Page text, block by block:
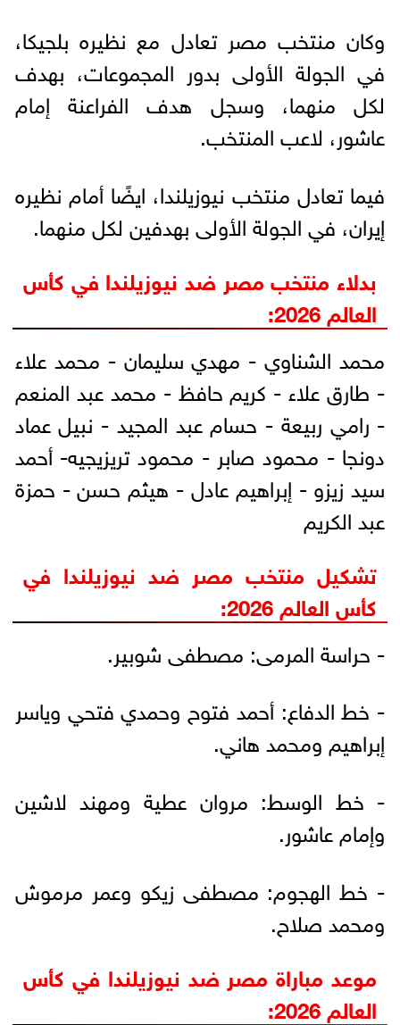
وكان منتخب مصر تعادل مع نظيره بلجيكا،
في الجولة الأولى بدور المجموعات، بهدف
لكل منهما، وسجل هدف الفراعنة إمام
عاشور، لاعب المنتخب.
فيما تعادل منتخب نيوزيلندا، ايضًا أمام نظيره
إيران، في الجولة الأولى بهدفين لكل منهما.
بدلاء منتخب مصر ضد نيوزيلندا في كأس
العالم 2026:
محمد الشناوي - مهدي سليمان - محمد علاء
- طارق علاء - كريم حافظ - محمد عبد المنعم
- رامي ربيعة - حسام عبد المجيد - نبيل عماد
دونجا - محمود صابر - محمود تريزيجيه- أحمد
سيد زيزو - إبراهيم عادل - هيثم حسن - حمزة
عبد الكريم
تشكيل منتخب مصر ضد نيوزيلندا في
كأس العالم 2026:
- حراسة المرمى: مصطفى شوبير.
- خط الدفاع: أحمد فتوح وحمدي فتحي وياسر
إبراهيم ومحمد هاني.
- خط الوسط: مروان عطية ومهند لاشين
وإمام عاشور.
- خط الهجوم: مصطفى زيكو وعمر مرموش
ومحمد صلاح.
موعد مباراة مصر ضد نيوزيلندا في كأس
العالم 2026: